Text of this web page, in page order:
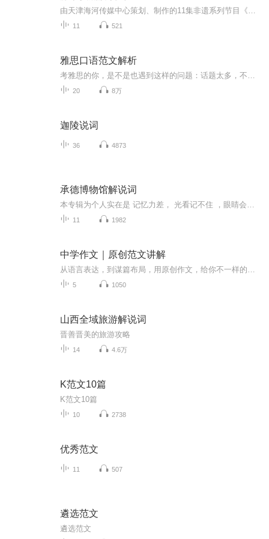
11 521
雅思口语范文解析
20 8万
迦陵说词
36 4873
承德博物馆解说词
11 1982
中学作文｜原创范文讲解
5 1050
山西全域旅游解说词
晋善晋美的旅游攻略
14 4.6万
K范文10篇
K范文10篇
10 2738
优秀范文
11 507
遴选范文
遴选范文